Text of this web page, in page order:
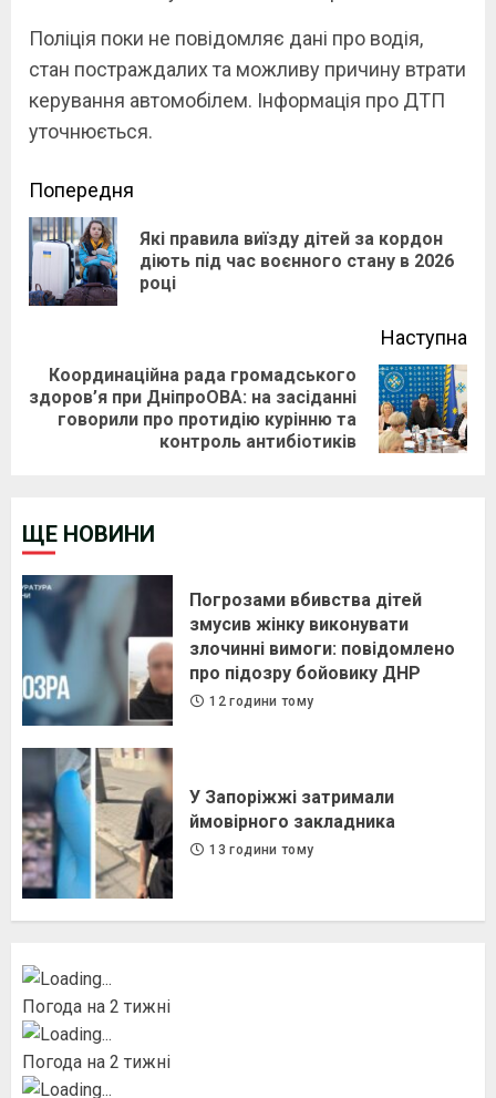
Поліція поки не повідомляє дані про водія,
стан постраждалих та можливу причину втрати
керування автомобілем. Інформація про ДТП
уточнюється.
Continue
Reading
Попередня
Які правила виїзду дітей за кордон
діють під час воєнного стану в 2026
році
Наступна
Next
post:
Координаційна рада громадського
здоров’я при ДніпроОВА: на засіданні
говорили про протидію курінню та
контроль антибіотиків
ЩЕ НОВИНИ
Погрозами вбивства дітей
змусив жінку виконувати
злочинні вимоги: повідомлено
про підозру бойовику ДНР
12 години тому
У Запоріжжі затримали
ймовірного закладника
13 години тому
Погода на 2 тижні
Погода на 2 тижні